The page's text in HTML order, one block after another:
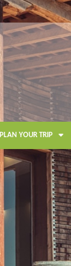
PLAN YOUR TRIP